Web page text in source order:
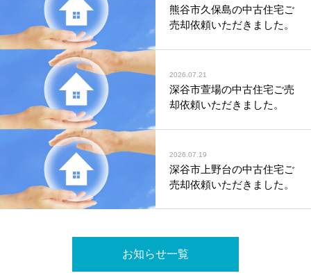
熊谷市久保島の中古住宅ご
売却依頼いただきました。
2026.07.21
深谷市萱場の中古住宅ご売
却依頼いただきました。
2026.07.19
深谷市上野台の中古住宅ご
売却依頼いただきました。
お知らせ一覧